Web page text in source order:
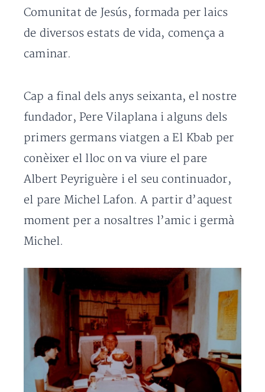
Comunitat de Jesús, formada per laics
de diversos estats de vida, comença a
caminar.
Cap a final dels anys seixanta, el nostre
fundador, Pere Vilaplana i alguns dels
primers germans viatgen a El Kbab per
conèixer el lloc on va viure el pare
Albert Peyriguère i el seu continuador,
el pare Michel Lafon. A partir d’aquest
moment per a nosaltres l’amic i germà
Michel.